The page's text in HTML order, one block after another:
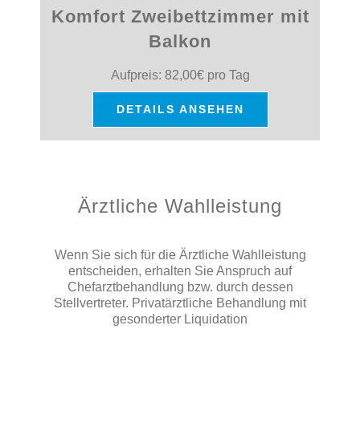
Komfort Zweibettzimmer mit
Balkon
Aufpreis: 82,00€ pro Tag
DETAILS ANSEHEN
Ärztliche Wahlleistung
Wenn Sie sich für die Ärztliche Wahlleistung
entscheiden, erhalten Sie Anspruch auf
Chefarztbehandlung bzw. durch dessen
Stellvertreter. Privatärztliche Behandlung mit
gesonderter Liquidation